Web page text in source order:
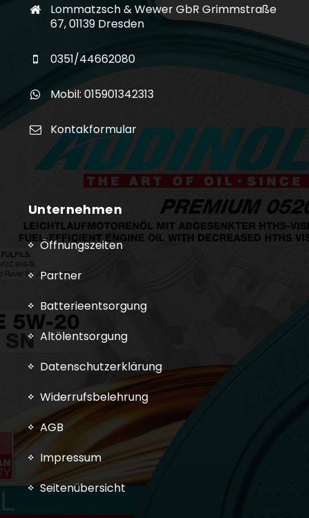
Lommatzsch & Wewer GbR Grimmstraße
67, 01139 Dresden
0351/44662080
Mobil: 015901342313
Kontakformular
Unternehmen
Öffnungszeiten
Partner
Batterieentsorgung
Altölentsorgung
Datenschutzerklärung
Widerrufsbelehrung
AGB
Impressum
Seitenübersicht